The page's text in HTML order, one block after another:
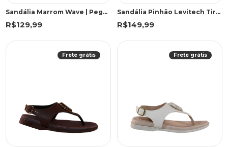
Sandália Marrom Wave | Pegada
R$129,99
Sandália Pinhão Levitech Tiras Velcro | Pegada
R$149,99
Frete grátis Frete grátis